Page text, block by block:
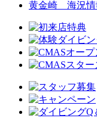
黄金崎 海況情